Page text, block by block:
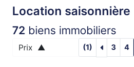
ACTUALITÉS
NOTRE
Location saisonnière
72 biens immobiliers
Prix ▲ (1) 3 4